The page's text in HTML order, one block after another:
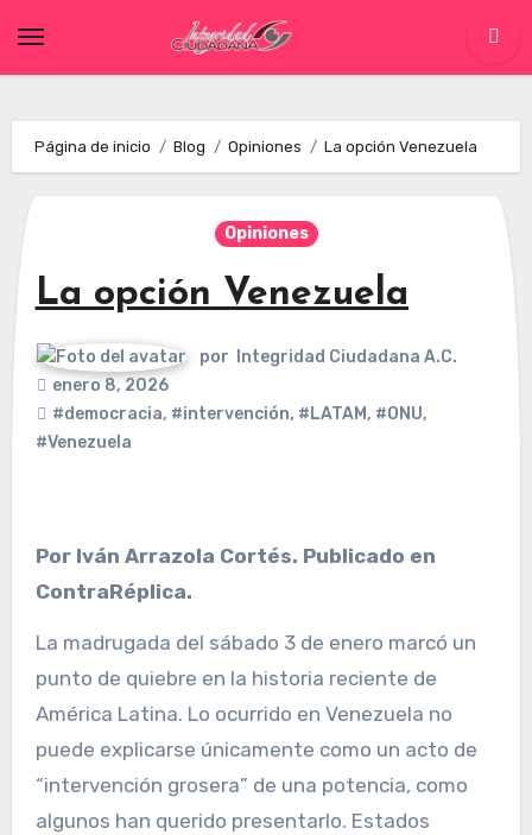
content
Página de inicio Blog Opiniones La opción Venezuela
Opiniones
La opción Venezuela
por
Integridad Ciudadana A.C.
enero 8, 2026
#democracia, #intervención, #LATAM, #ONU,
#Venezuela
Por Iván Arrazola Cortés. Publicado en
ContraRéplica.
La madrugada del sábado 3 de enero marcó un
punto de quiebre en la historia reciente de
América Latina. Lo ocurrido en Venezuela no
puede explicarse únicamente como un acto de
“intervención grosera” de una potencia, como
algunos han querido presentarlo. Estados